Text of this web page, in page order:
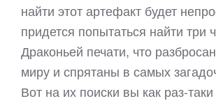
найти этот артефакт будет
придется попытаться найти три
Драконьей печати, что
миру и спрятаны в самых
Вот на их поиски вы как раз-